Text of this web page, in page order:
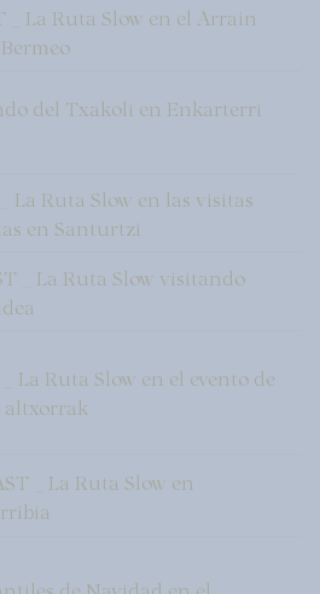
_ La Ruta Slow en el Arrain
del Txakoli en Enkarterri
La Ruta Slow en las visitas
en Santurtzi
_ La Ruta Slow visitando
La Ruta Slow en el evento de
altxorrak
_ La Ruta Slow en